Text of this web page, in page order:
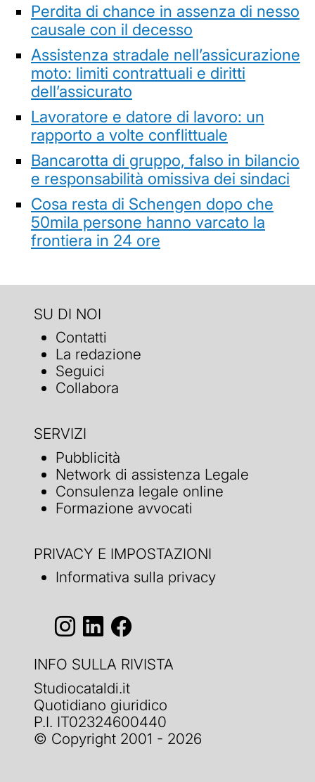
Perdita di chance in assenza di nesso
causale con il decesso
Assistenza stradale nell’assicurazione
moto: limiti contrattuali e diritti
dell’assicurato
Lavoratore e datore di lavoro: un
rapporto a volte conflittuale
Bancarotta di gruppo, falso in bilancio
e responsabilità omissiva dei sindaci
Cosa resta di Schengen dopo che
50mila persone hanno varcato la
frontiera in 24 ore
SU DI NOI
Contatti
La redazione
Seguici
Collabora
SERVIZI
Pubblicità
Network di assistenza Legale
Consulenza legale online
Formazione avvocati
PRIVACY E IMPOSTAZIONI
Informativa sulla privacy
INFO SULLA RIVISTA
Studiocataldi.it
Quotidiano giuridico
P.I. IT02324600440
© Copyright 2001 - 2026